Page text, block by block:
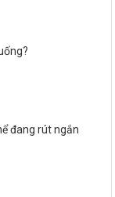
đang rút ngắn